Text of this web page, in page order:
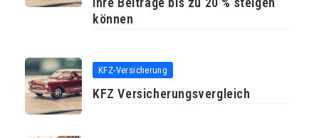
können
KFZ-Versicherung
KFZ Versicherungsvergleich